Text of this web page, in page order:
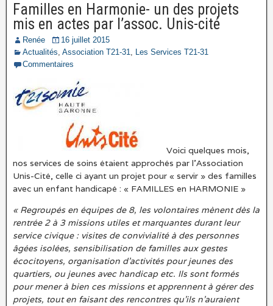
Familles en Harmonie- un des projets
mis en actes par l’assoc. Unis-cité
Renée
16 juillet 2015
Actualités, Association T21-31, Les Services T21-31
Commentaires
Voici quelques mois,
nos services de soins étaient approchés par l’Association
Unis-Cité, celle ci ayant un projet pour « servir » des familles
avec un enfant handicapé : « FAMILLES en HARMONIE »
« Regroupés en équipes de 8, les volontaires mènent dès la
rentrée 2 à 3 missions utiles et marquantes durant leur
service civique : visites de convivialité à des personnes
âgées isolées, sensibilisation de familles aux gestes
écocitoyens, organisation d’activités pour jeunes des
quartiers, ou jeunes avec handicap etc. Ils sont formés
pour mener à bien ces missions et apprennent à gérer des
projets, tout en faisant des rencontres qu’ils n’auraient